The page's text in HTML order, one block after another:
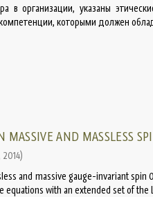
в организации, указаны
которыми должен
MASSIVE AND MASSLESS
2014)
and massive gauge-invariant spin
with an extended set of the